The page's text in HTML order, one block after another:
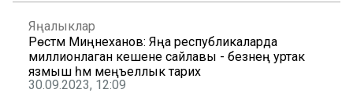
Яңалыклар
Рөстәм Миңнеханов: Яңа республикаларда
миллионлаган кешене сайлавы - безнең уртак
язмыш һәм меңъеллык тарих
30.09.2023, 12:09